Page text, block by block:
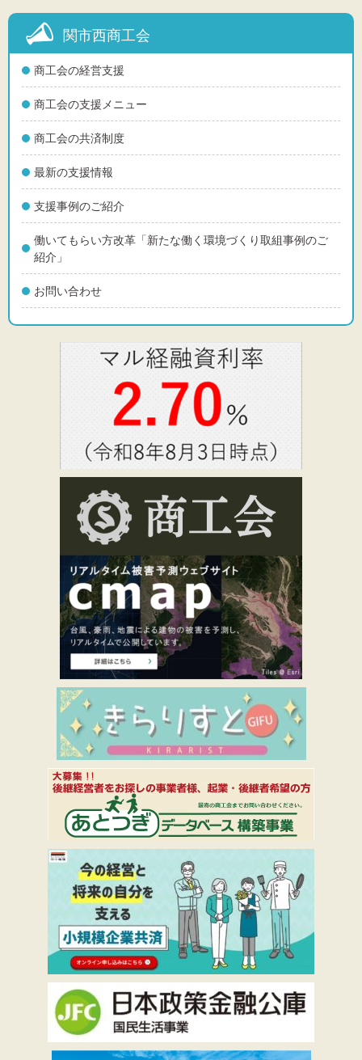
関市西商工会
商工会の経営支援
商工会の支援メニュー
商工会の共済制度
最新の支援情報
支援事例のご紹介
働いてもらい方改革「新たな働く環境づくり取組事例のご
紹介」
お問い合わせ